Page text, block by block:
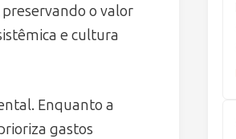
o valor
e cultura
Enquanto a
gastos